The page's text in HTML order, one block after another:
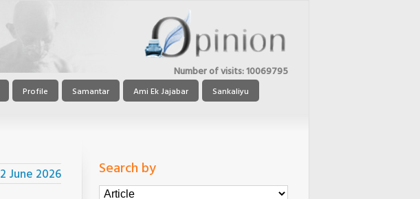
Number of visits:10069795
Profile Samantar Ami Ek Jajabar Sankaliyu
2 June 2026
Search by